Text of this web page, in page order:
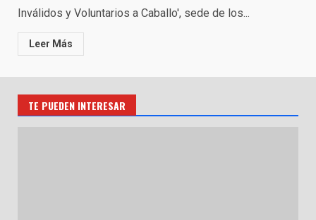
Inválidos y Voluntarios a Caballo', sede de los...
Leer Más
TE PUEDEN INTERESAR